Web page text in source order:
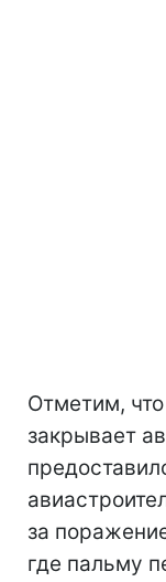
Отметим,
закрывает
за
где пальму